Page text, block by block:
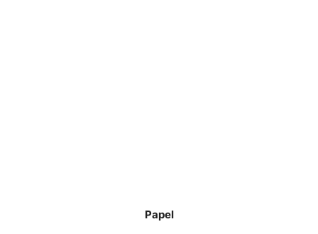
Papel